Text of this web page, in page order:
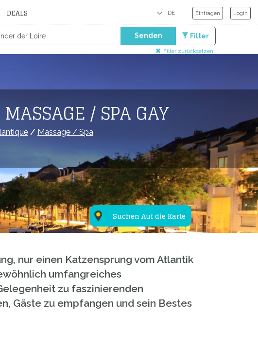
DEALS Eintragen Login
Senden Filter
Filter zurücksetzen
Suchen Auf die Karte
/ SPA GAY
/ Massage / Spa
nur einen Katzensprung vom Atlantik
umfangreiches
zu faszinierenden
Gäste zu empfangen und sein Bestes